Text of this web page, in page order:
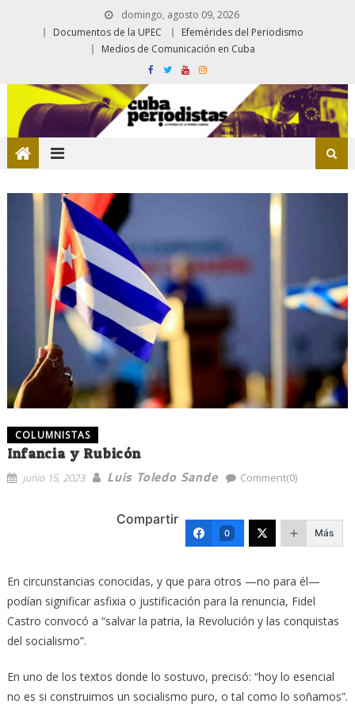
domingo, agosto 09, 2026
Documentos de la UPEC
Efemérides del Periodismo
Medios de Comunicación en Cuba
COLUMNISTAS
Infancia y Rubicón
junio 15, 2023 Luis Toledo Sande Comment(0)
Compartir
0 Más
En circunstancias conocidas, y que para otros —no para él—
podían significar asfixia o justificación para la renuncia, Fidel
Castro convocó a “salvar la patria, la Revolución y las conquistas
del socialismo”.
En uno de los textos donde lo sostuvo, precisó: “hoy lo esencial
no es si construimos un socialismo puro, o tal como lo soñamos”.